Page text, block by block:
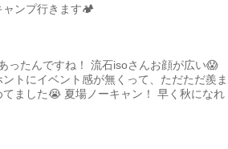
ャンプ行きます🏕
ったんですね！ 流石isoさんお顔が広い😱
トにイベント感が無くって、ただただ羨ま
てました😭 夏場ノーキャン！ 早く秋になれ